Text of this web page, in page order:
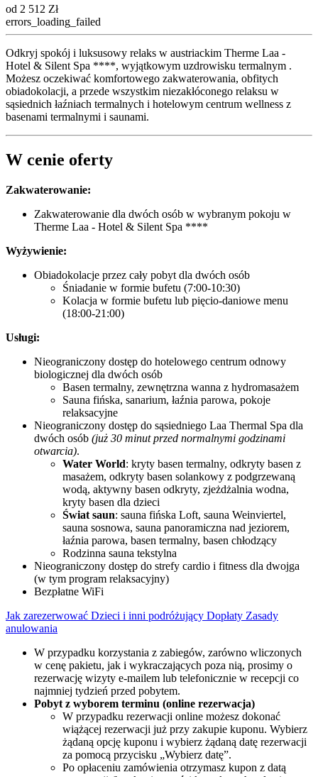
od 2 512 Zł
errors_loading_failed
Odkryj spokój i luksusowy relaks w austriackim Therme Laa -
Hotel & Silent Spa ****, wyjątkowym uzdrowisku termalnym .
Możesz oczekiwać komfortowego zakwaterowania, obfitych
obiadokolacji, a przede wszystkim niezakłóconego relaksu w
sąsiednich łaźniach termalnych i hotelowym centrum wellness z
basenami termalnymi i saunami.
W cenie oferty
Zakwaterowanie:
Zakwaterowanie dla dwóch osób w wybranym pokoju w
Therme Laa - Hotel & Silent Spa ****
Wyżywienie:
Obiadokolacje przez cały pobyt dla dwóch osób
Śniadanie w formie bufetu (7:00-10:30)
Kolacja w formie bufetu lub pięcio-daniowe menu
(18:00-21:00)
Usługi:
Nieograniczony dostęp do hotelowego centrum odnowy
biologicznej dla dwóch osób
Basen termalny, zewnętrzna wanna z hydromasażem
Sauna fińska, sanarium, łaźnia parowa, pokoje
relaksacyjne
Nieograniczony dostęp do sąsiedniego Laa Thermal Spa dla
dwóch osób (już 30 minut przed normalnymi godzinami
otwarcia).
Water World: kryty basen termalny, odkryty basen z
masażem, odkryty basen solankowy z podgrzewaną
wodą, aktywny basen odkryty, zjeżdżalnia wodna,
kryty basen dla dzieci
Świat saun: sauna fińska Loft, sauna Weinviertel,
sauna sosnowa, sauna panoramiczna nad jeziorem,
łaźnia parowa, basen termalny, basen chłodzący
Rodzinna sauna tekstylna
Nieograniczony dostęp do strefy cardio i fitness dla dwojga
(w tym program relaksacyjny)
Bezpłatne WiFi
Jak zarezerwować Dzieci i inni podróżujący Dopłaty Zasady
anulowania
W przypadku korzystania z zabiegów, zarówno wliczonych
w cenę pakietu, jak i wykraczających poza nią, prosimy o
rezerwację wizyty e-mailem lub telefonicznie w recepcji co
najmniej tydzień przed pobytem.
Pobyt z wyborem terminu (online rezerwacja)
W przypadku rezerwacji online możesz dokonać
wiążącej rezerwacji już przy zakupie kuponu. Wybierz
żądaną opcję kuponu i wybierz żądaną datę rezerwacji
za pomocą przycisku „Wybierz datę”.
Po opłaceniu zamówienia otrzymasz kupon z datą